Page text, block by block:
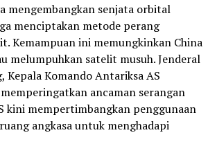
mengembangkan senjata orbital
menciptakan metode perang
Kemampuan ini memungkinkan China
melumpuhkan satelit musuh. Jenderal
Kepala Komando Antariksa AS
memperingatkan ancaman serangan
kini mempertimbangkan penggunaan
angkasa untuk menghadapi